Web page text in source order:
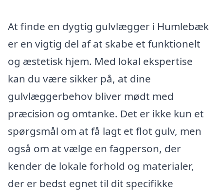
At finde en dygtig gulvlægger i Humlebæk
er en vigtig del af at skabe et funktionelt
og æstetisk hjem. Med lokal ekspertise
kan du være sikker på, at dine
gulvlæggerbehov bliver mødt med
præcision og omtanke. Det er ikke kun et
spørgsmål om at få lagt et flot gulv, men
også om at vælge en fagperson, der
kender de lokale forhold og materialer,
der er bedst egnet til dit specifikke